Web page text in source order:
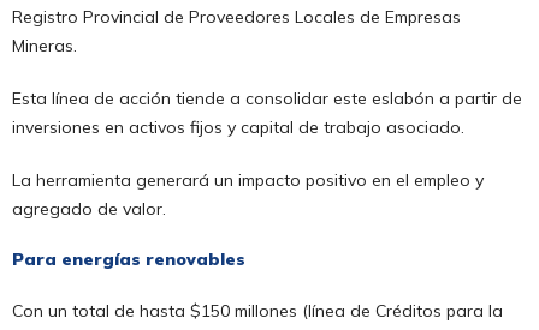
Registro Provincial de Proveedores Locales de Empresas
Mineras.
Esta línea de acción tiende a consolidar este eslabón a partir de
inversiones en activos fijos y capital de trabajo asociado.
La herramienta generará un impacto positivo en el empleo y
agregado de valor.
Para energías renovables
Con un total de hasta $150 millones (línea de Créditos para la